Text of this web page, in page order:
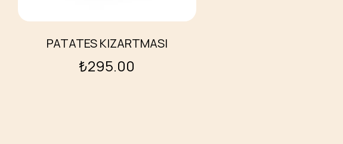
PATATES KIZARTMASI
₺295.00